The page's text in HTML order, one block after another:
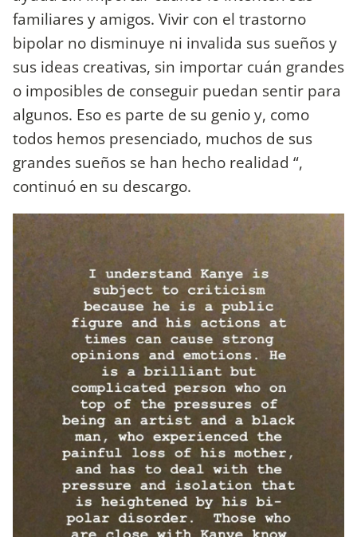
familiares y amigos. Vivir con el trastorno
bipolar no disminuye ni invalida sus sueños y
sus ideas creativas, sin importar cuán grandes
o imposibles de conseguir puedan sentir para
algunos. Eso es parte de su genio y, como
todos hemos presenciado, muchos de sus
grandes sueños se han hecho realidad “,
continuó en su descargo.